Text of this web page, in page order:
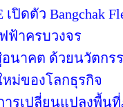
ปิดตัว Bangchak
ฟ้าครบวงจร
อนาคต ด้วยนวัตก
ม่ของโลกธุรกิจ
รเปลี่ยนแปลงพื้น